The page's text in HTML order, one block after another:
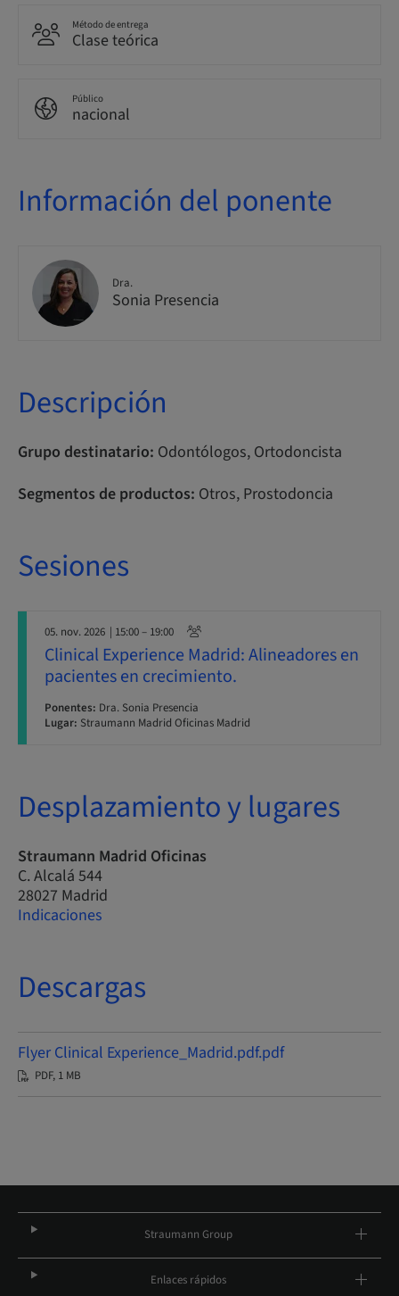
Método de entrega
Clase teórica
Público
nacional
Información del ponente
Dra.
Sonia Presencia
Descripción
Grupo destinatario: Odontólogos, Ortodoncista
Segmentos de productos: Otros, Prostodoncia
Sesiones
05. nov. 2026 | 15:00 – 19:00
Clinical Experience Madrid: Alineadores en
pacientes en crecimiento.
Ponentes: Dra. Sonia Presencia
Lugar: Straumann Madrid Oficinas Madrid
Desplazamiento y lugares
Straumann Madrid Oficinas
C. Alcalá 544
28027 Madrid
Indicaciones
Descargas
Flyer Clinical Experience_Madrid.pdf.pdf
PDF, 1 MB
Straumann Group
Enlaces rápidos